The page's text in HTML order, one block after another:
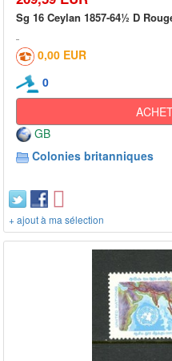
Sg 16 Ceylan 1857-64½ D
0,00 EUR
0
GB
Colonies britanniques
+ ajout à ma sélection